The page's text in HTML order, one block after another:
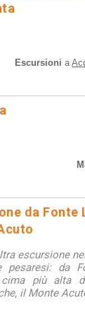
Escursioni a
da Fonte
escursione
pesaresi: da
più alta
il Monte